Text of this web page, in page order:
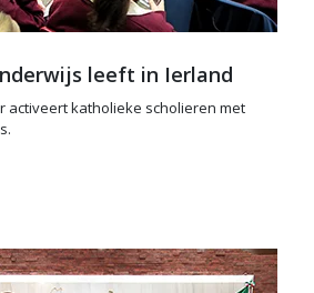
leeft in Ierland
activeert katholieke scholieren met